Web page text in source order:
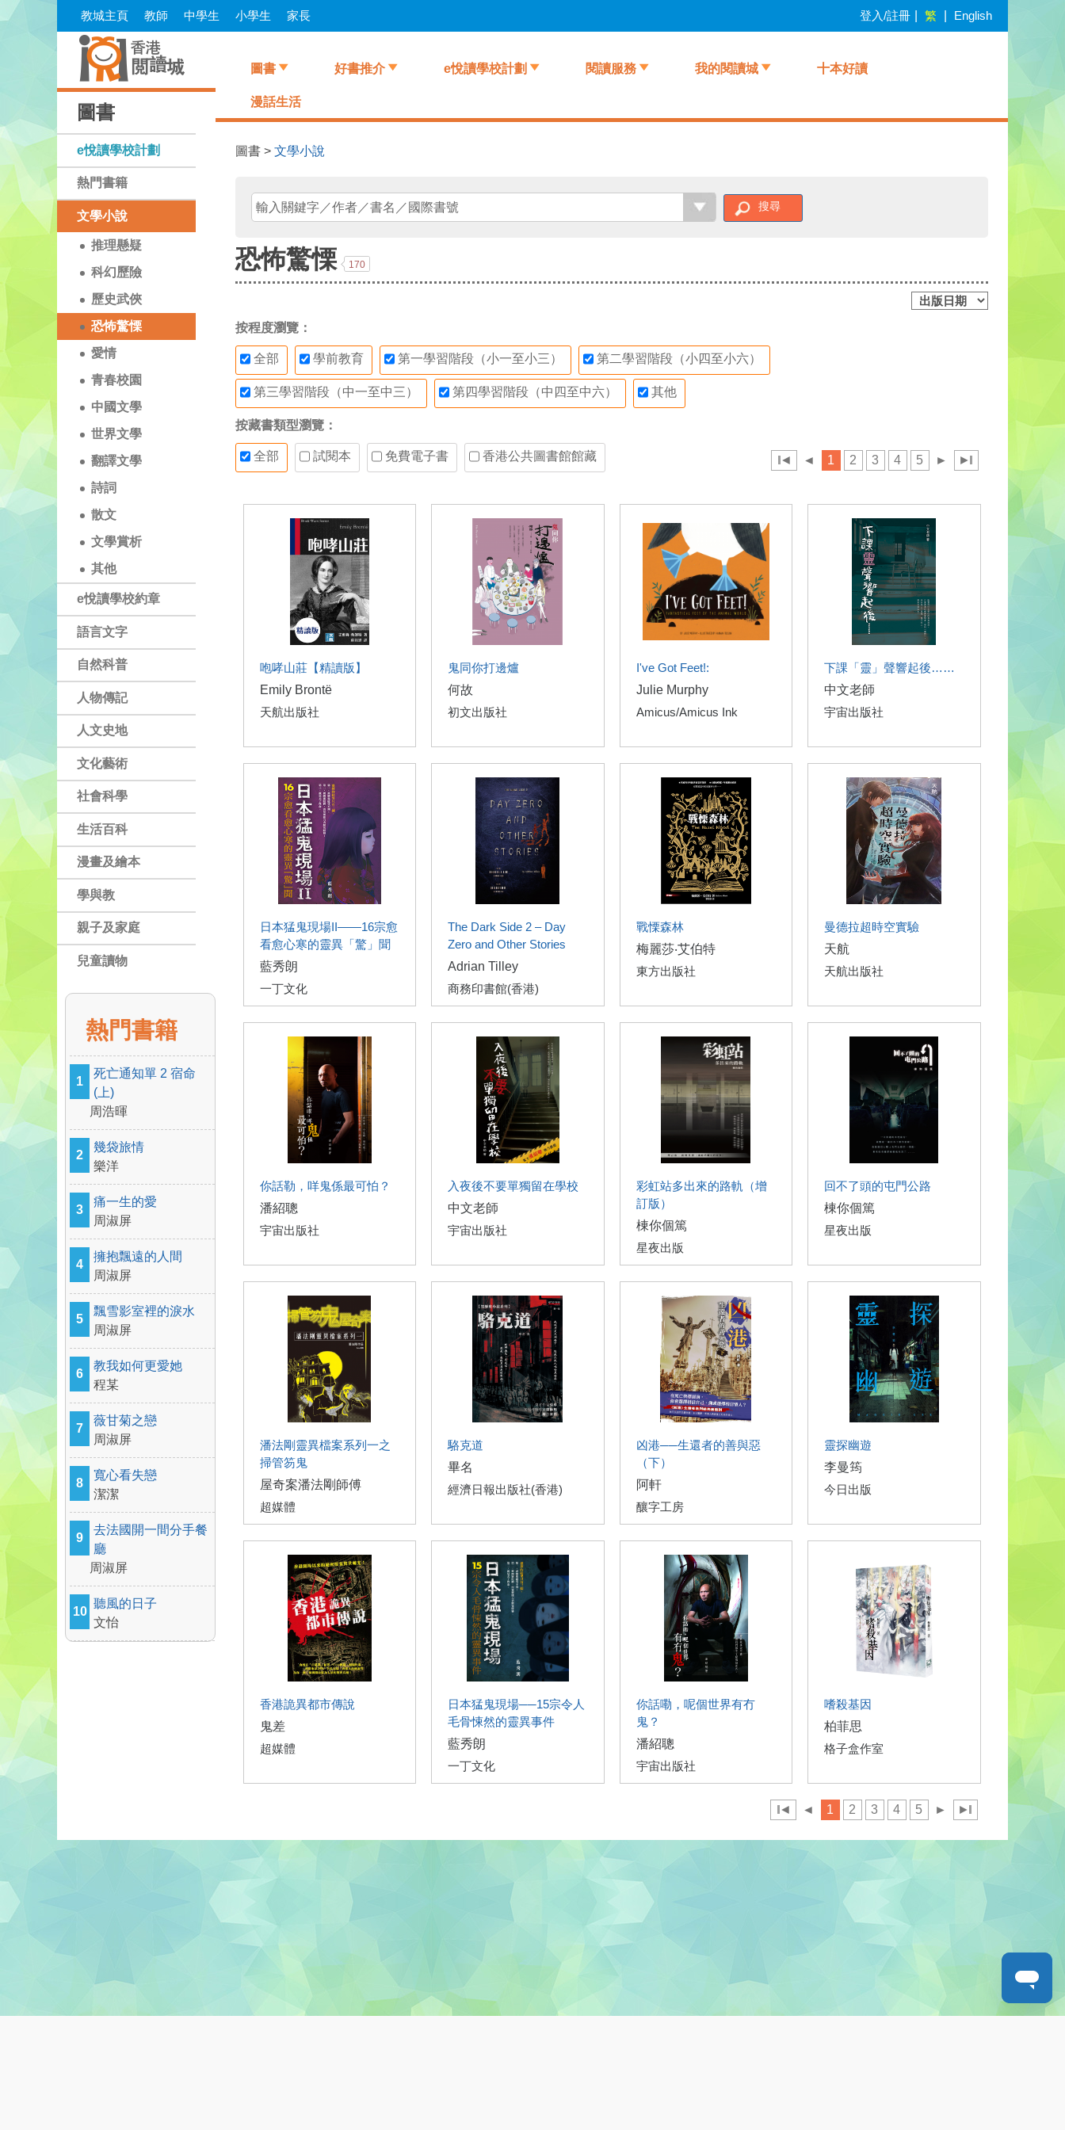
Skip
教城主頁 教師 中學生 小學生 家長 登入/註冊 繁 English
圖書
e悅讀學校計劃
熱門書籍
文學小說
推理懸疑
科幻歷險
歷史武俠
恐怖驚慄
愛情
青春校園
中國文學
世界文學
翻譯文學
詩詞
散文
文學賞析
其他
e悅讀學校約章
語言文字
自然科普
人物傳記
人文史地
文化藝術
社會科學
生活百科
漫畫及繪本
學與教
親子及家庭
兒童讀物
熱門書籍
1
死亡通知單 2 宿命
(上)
周浩暉
2
幾袋旅情
樂洋
3
痛一生的愛
周淑屏
4
擁抱飄遠的人間
周淑屏
5
飄雪影室裡的淚水
周淑屏
6
教我如何更愛她
程某
7
薇甘菊之戀
周淑屏
8
寬心看失戀
潔潔
9
去法國開一間分手餐
廳
周淑屏
10
聽風的日子
文怡
圖書 好書推介 e悅讀學校計劃 閱讀服務 我的閱讀城 十本好讀
漫話生活
圖書 > 文學小說
搜尋
恐怖驚慄 170
按程度瀏覽：
全部 學前教育 第一學習階段（小一至小三） 第二學習階段（小四至小六）
第三學習階段（中一至中三） 第四學習階段（中四至中六） 其他
按藏書類型瀏覽：
全部 試閱本 免費電子書 香港公共圖書館館藏 ◄ ◄ 1 2 3 4 5 ► ►
咆哮山莊【精讀版】
Emily Brontë
天航出版社
鬼同你打邊爐
何故
初文出版社
I've Got Feet!:
Julie Murphy
Amicus/Amicus Ink
下課「靈」聲響起後……
中文老師
宇宙出版社
日本猛鬼現場II——16宗愈
看愈心寒的靈異「驚」聞
藍秀朗
一丁文化
The Dark Side 2 – Day
Zero and Other Stories
Adrian Tilley
商務印書館(香港)
戰慄森林
梅麗莎‧艾伯特
東方出版社
曼德拉超時空實驗
天航
天航出版社
你話勒，咩鬼係最可怕？
潘紹聰
宇宙出版社
入夜後不要單獨留在學校
中文老師
宇宙出版社
彩虹站多出來的路軌（增
訂版）
棟你個篤
星夜出版
回不了頭的屯門公路
棟你個篤
星夜出版
潘法剛靈異檔案系列一之
掃管笏鬼
屋奇案潘法剛師傅
超媒體
駱克道
畢名
經濟日報出版社(香港)
凶港──生還者的善與惡
（下）
阿軒
釀字工房
靈探幽遊
李曼筠
今日出版
香港詭異都市傳說
鬼差
超媒體
日本猛鬼現場──15宗令人
毛骨悚然的靈異事件
藍秀朗
一丁文化
你話嘞，呢個世界有冇
鬼？
潘紹聰
宇宙出版社
嗜殺基因
柏菲思
格子盒作室
◄ ◄ 1 2 3 4 5 ► ►